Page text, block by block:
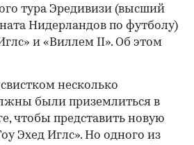
тура Эредивизи (высший
Нидерландов по футболу)
и «Виллем II». Об этом
несколько
были приземлиться в
чтобы представить новую
Эхед Иглс». Но одного из